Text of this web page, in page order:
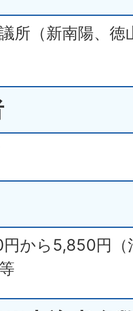
所（新南陽、
から5,850円（